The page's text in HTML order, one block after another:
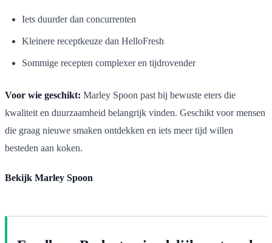
Iets duurder dan concurrenten
Kleinere receptkeuze dan HelloFresh
Sommige recepten complexer en tijdrovender
Voor wie geschikt: Marley Spoon past bij bewuste eters die
kwaliteit en duurzaamheid belangrijk vinden. Geschikt voor mensen
die graag nieuwe smaken ontdekken en iets meer tijd willen
besteden aan koken.
Bekijk Marley Spoon